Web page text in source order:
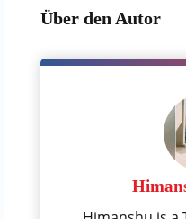
Über den Autor